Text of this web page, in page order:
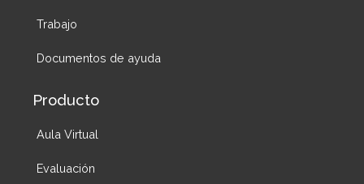
Trabajo
Documentos de ayuda
Producto
Aula Virtual
Evaluación